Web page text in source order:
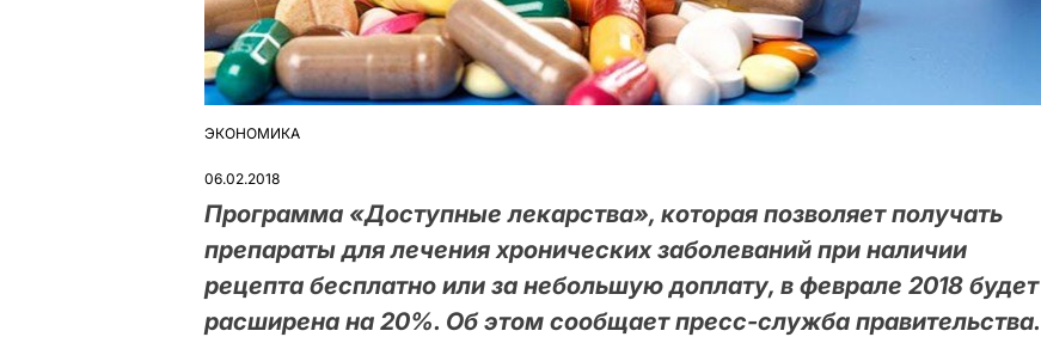
ОПУБЛІКУВАТИ
ЭКОНОМИКА
06.02.2018
Программа «Доступные лекарства», которая позволяет получать
препараты для лечения хронических заболеваний при наличии
рецепта бесплатно или за небольшую доплату, в феврале 2018 будет
расширена на 20%. Об этом сообщает пресс-служба правительства.